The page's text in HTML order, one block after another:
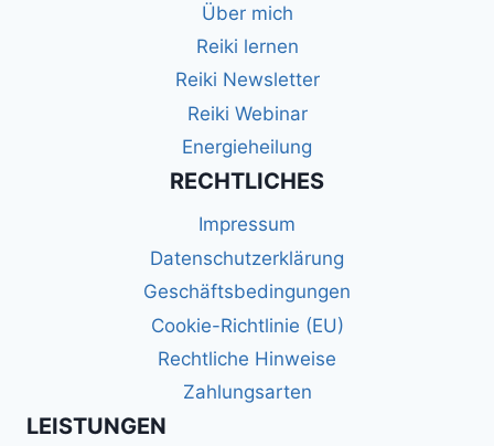
Über mich
Reiki lernen
Reiki Newsletter
Reiki Webinar
Energieheilung
RECHTLICHES
Impressum
Datenschutzerklärung
Geschäftsbedingungen
Cookie-Richtlinie (EU)
Rechtliche Hinweise
Zahlungsarten
LEISTUNGEN